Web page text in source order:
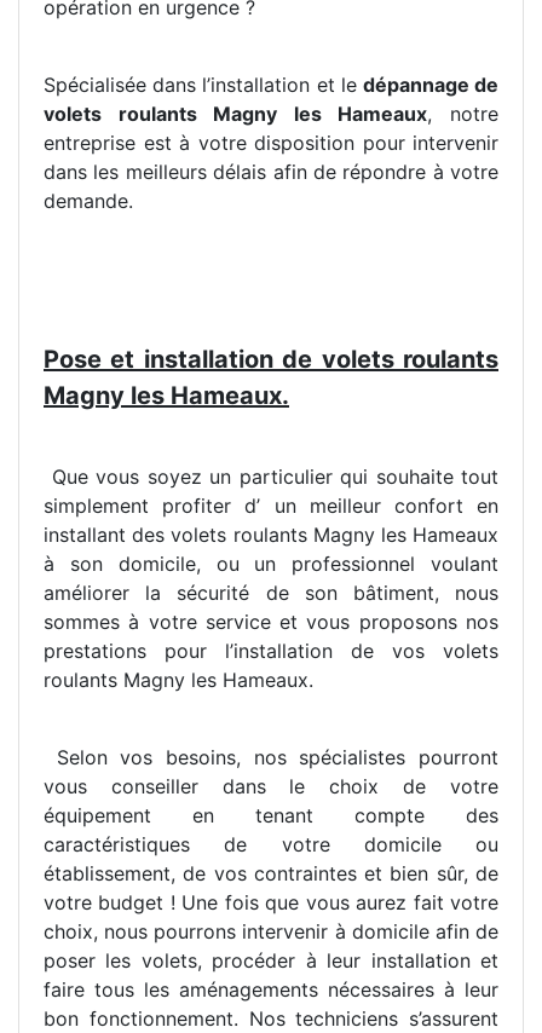
opération en urgence ?
Spécialisée dans l’installation et le dépannage de
volets roulants Magny les Hameaux, notre
entreprise est à votre disposition pour intervenir
dans les meilleurs délais afin de répondre à votre
demande.
Pose et installation de volets roulants
Magny les Hameaux.
Que vous soyez un particulier qui souhaite tout
simplement profiter d’ un meilleur confort en
installant des volets roulants Magny les Hameaux
à son domicile, ou un professionnel voulant
améliorer la sécurité de son bâtiment, nous
sommes à votre service et vous proposons nos
prestations pour l’installation de vos volets
roulants Magny les Hameaux.
Selon vos besoins, nos spécialistes pourront
vous conseiller dans le choix de votre
équipement en tenant compte des
caractéristiques de votre domicile ou
établissement, de vos contraintes et bien sûr, de
votre budget ! Une fois que vous aurez fait votre
choix, nous pourrons intervenir à domicile afin de
poser les volets, procéder à leur installation et
faire tous les aménagements nécessaires à leur
bon fonctionnement. Nos techniciens s’assurent